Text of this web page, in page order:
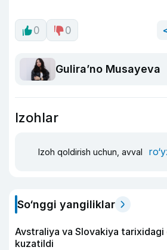
0 0
Guliraʼno Musayeva
Izohlar
Izoh qoldirish uchun, avval
So‘nggi yangiliklar
Avstraliya va Slovakiya tarixidagi
kuzatildi